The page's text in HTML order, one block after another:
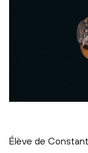
Élève de